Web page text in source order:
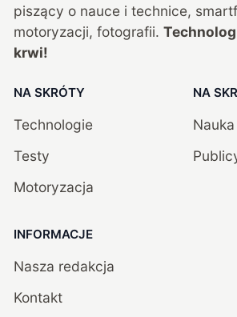
piszący o nauce i technice,
motoryzacji, fotografii.
krwi!
NA SKRÓTY
Technologie
Testy
Motoryzacja
NA
Nauka
INFORMACJE
Nasza redakcja
Kontakt